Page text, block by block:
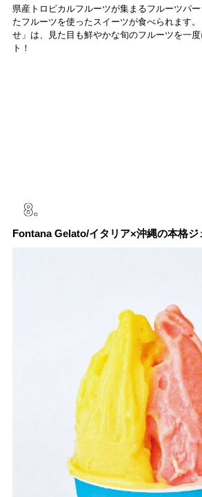
県産トロピカルフルーツが集まるフルーツパ
たフルーツを使ったスイーツが食べられます
せ」は、見た目も鮮やかな旬のフルーツを一
ト！
Fontana Gelato/イタリア×沖縄の本格ジ